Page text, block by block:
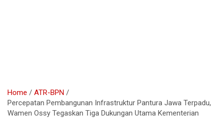
Home
ATR-BPN
Percepatan Pembangunan Infrastruktur Pantura Jawa Terpadu,
Wamen Ossy Tegaskan Tiga Dukungan Utama Kementerian